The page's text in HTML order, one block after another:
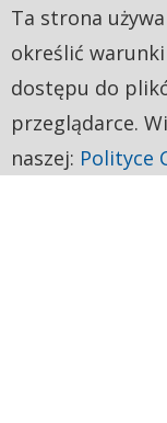
Ta strona
określić
dostępu do
przeglądarce.
naszej: Polityce